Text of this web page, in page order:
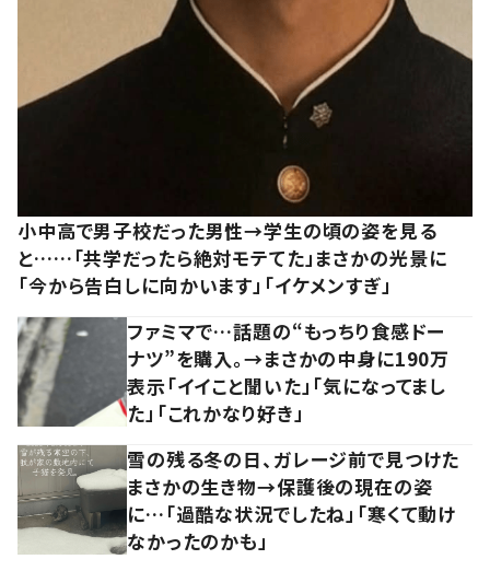
小中高で男子校だった男性→学生の頃の姿を見る
と……「共学だったら絶対モテてた」まさかの光景に
「今から告白しに向かいます」「イケメンすぎ」
ファミマで…話題の“もっちり食感ドー
ナツ”を購入。→まさかの中身に190万
表示「イイこと聞いた」「気になってまし
た」「これかなり好き」
雪の残る冬の日、ガレージ前で見つけた
まさかの生き物→保護後の現在の姿
に…「過酷な状況でしたね」「寒くて動け
なかったのかも」